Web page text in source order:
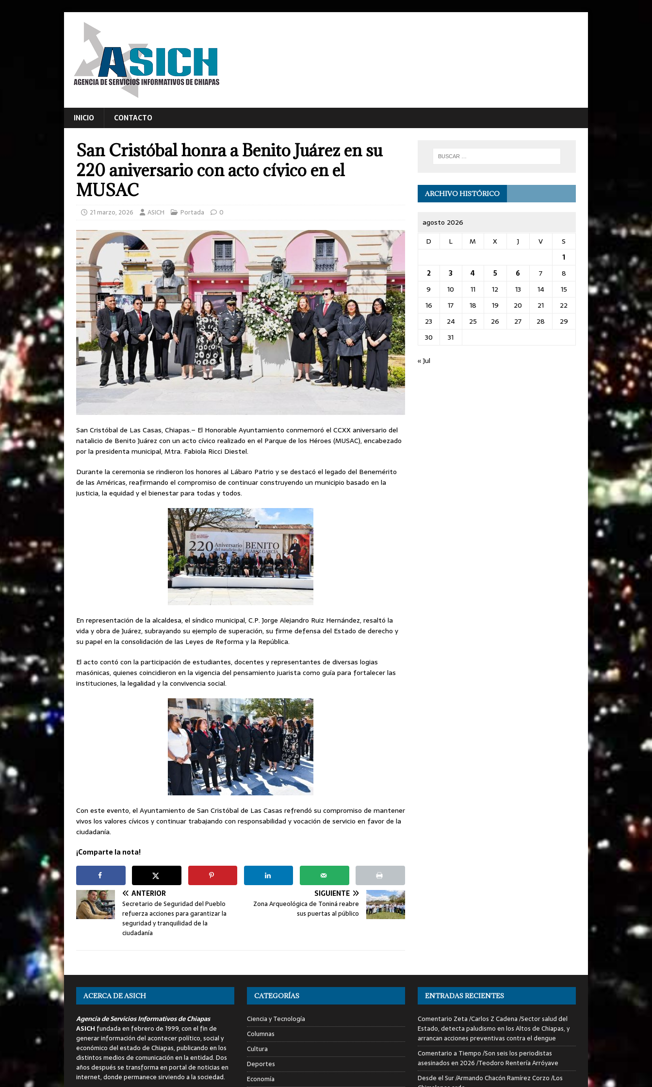
INICIO CONTACTO
San Cristóbal honra a Benito Juárez en su
220 aniversario con acto cívico en el
MUSAC
21 marzo, 2026 ASICH Portada 0
San Cristóbal de Las Casas, Chiapas.– El Honorable Ayuntamiento conmemoró el CCXX aniversario del
natalicio de Benito Juárez con un acto cívico realizado en el Parque de los Héroes (MUSAC), encabezado
por la presidenta municipal, Mtra. Fabiola Ricci Diestel.
Durante la ceremonia se rindieron los honores al Lábaro Patrio y se destacó el legado del Benemérito
de las Américas, reafirmando el compromiso de continuar construyendo un municipio basado en la
justicia, la equidad y el bienestar para todas y todos.
En representación de la alcaldesa, el síndico municipal, C.P. Jorge Alejandro Ruiz Hernández, resaltó la
vida y obra de Juárez, subrayando su ejemplo de superación, su firme defensa del Estado de derecho y
su papel en la consolidación de las Leyes de Reforma y la República.
El acto contó con la participación de estudiantes, docentes y representantes de diversas logias
masónicas, quienes coincidieron en la vigencia del pensamiento juarista como guía para fortalecer las
instituciones, la legalidad y la convivencia social.
Con este evento, el Ayuntamiento de San Cristóbal de Las Casas refrendó su compromiso de mantener
vivos los valores cívicos y continuar trabajando con responsabilidad y vocación de servicio en favor de la
ciudadanía.
¡Comparte la nota!
ANTERIOR
Secretario de Seguridad del Pueblo
refuerza acciones para garantizar la
seguridad y tranquilidad de la
ciudadanía
SIGUIENTE
Zona Arqueológica de Toniná reabre
sus puertas al público
ARCHIVO HISTÓRICO
agosto 2026
D
L M X J V
S
1
2
3 4 5 6 7
8
9
10 11 12 13 14
15
16
17 18 19 20 21
22
23
24 25 26 27 28
29
30
31
« Jul
ACERCA DE ASICH
Agencia de Servicios Informativos de Chiapas
ASICH fundada en febrero de 1999, con el fin de
generar información del acontecer político, social y
económico del estado de Chiapas, publicando en los
distintos medios de comunicación en la entidad. Dos
años después se transforma en portal de noticias en
internet, donde permanece sirviendo a la sociedad.
CATEGORÍAS
Ciencia y Tecnología
Columnas
Cultura
Deportes
Economía
ENTRADAS RECIENTES
Comentario Zeta /Carlos Z Cadena /Sector salud del
Estado, detecta paludismo en los Altos de Chiapas, y
arrancan acciones preventivas contra el dengue
Comentario a Tiempo /Son seis los periodistas
asesinados en 2026 /Teodoro Rentería Arróyave
Desde el Sur /Armando Chacón Ramírez Corzo /Los